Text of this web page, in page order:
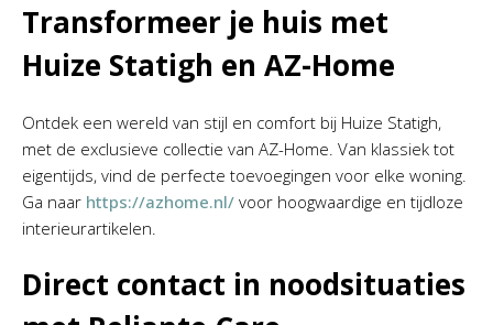
Transformeer je huis met
Huize Statigh en AZ-Home
Ontdek een wereld van stijl en comfort bij Huize Statigh,
met de exclusieve collectie van AZ-Home. Van klassiek tot
eigentijds, vind de perfecte toevoegingen voor elke woning.
Ga naar https://azhome.nl/ voor hoogwaardige en tijdloze
interieurartikelen.
Direct contact in noodsituaties